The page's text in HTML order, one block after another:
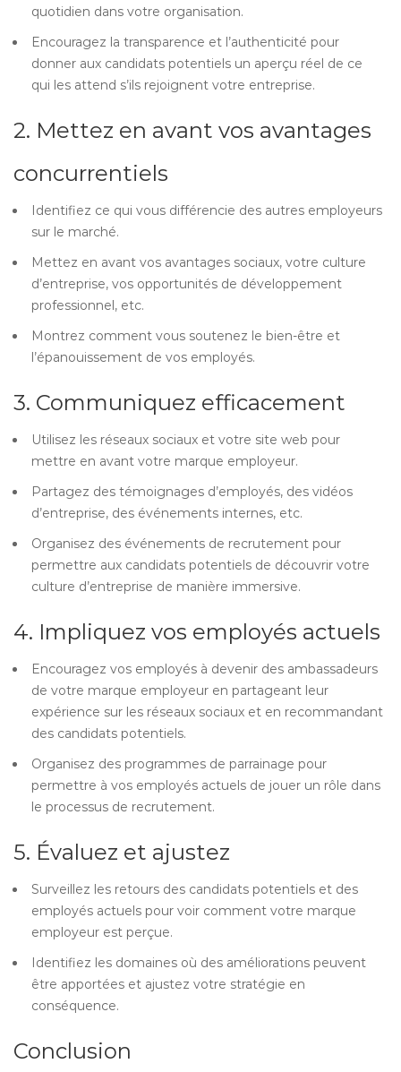
quotidien dans votre organisation.
Encouragez la transparence et l’authenticité pour
donner aux candidats potentiels un aperçu réel de ce
qui les attend s’ils rejoignent votre entreprise.
2. Mettez en avant vos avantages
concurrentiels
Identifiez ce qui vous différencie des autres employeurs
sur le marché.
Mettez en avant vos avantages sociaux, votre culture
d’entreprise, vos opportunités de développement
professionnel, etc.
Montrez comment vous soutenez le bien-être et
l’épanouissement de vos employés.
3. Communiquez efficacement
Utilisez les réseaux sociaux et votre site web pour
mettre en avant votre marque employeur.
Partagez des témoignages d’employés, des vidéos
d’entreprise, des événements internes, etc.
Organisez des événements de recrutement pour
permettre aux candidats potentiels de découvrir votre
culture d’entreprise de manière immersive.
4. Impliquez vos employés actuels
Encouragez vos employés à devenir des ambassadeurs
de votre marque employeur en partageant leur
expérience sur les réseaux sociaux et en recommandant
des candidats potentiels.
Organisez des programmes de parrainage pour
permettre à vos employés actuels de jouer un rôle dans
le processus de recrutement.
5. Évaluez et ajustez
Surveillez les retours des candidats potentiels et des
employés actuels pour voir comment votre marque
employeur est perçue.
Identifiez les domaines où des améliorations peuvent
être apportées et ajustez votre stratégie en
conséquence.
Conclusion